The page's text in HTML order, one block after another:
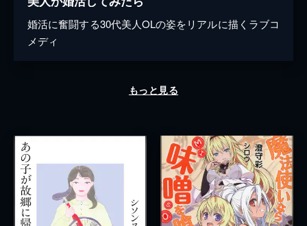
婚活に奮闘する30代美人OLの姿をリアルに描くラブコ
メディ
もっと見る